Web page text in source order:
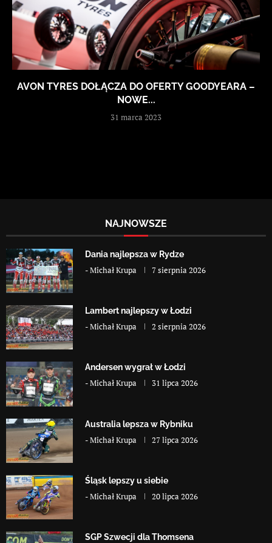
AVON TYRES DOŁĄCZA DO OFERTY GOODYEARA –
NOWE...
31 marca 2023
NAJNOWSZE
Dania najlepsza w Rydze
-Michał Krupa 7 sierpnia 2026
Lambert najlepszy w Łodzi
-Michał Krupa 2 sierpnia 2026
Andersen wygrał w Łodzi
-Michał Krupa 31 lipca 2026
Australia lepsza w Rybniku
-Michał Krupa 27 lipca 2026
Śląsk lepszy u siebie
-Michał Krupa 20 lipca 2026
SGP Szwecji dla Thomsena